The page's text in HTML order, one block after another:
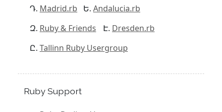
Madrid.rb
Andalucia.rb
Ruby & Friends
Dresden.rb
Tallinn Ruby Usergroup
Ruby Support